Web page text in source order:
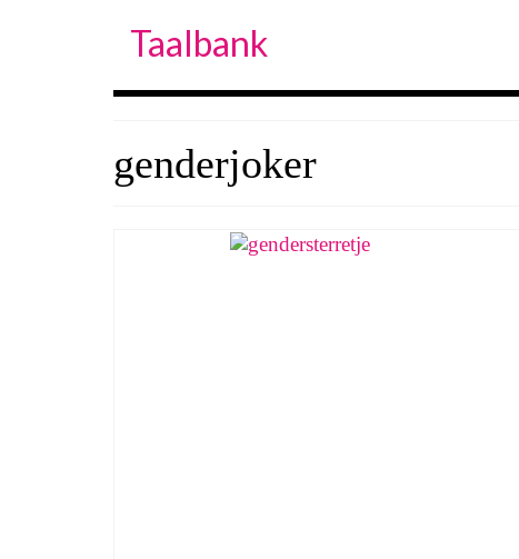
Taalbank
genderjoker